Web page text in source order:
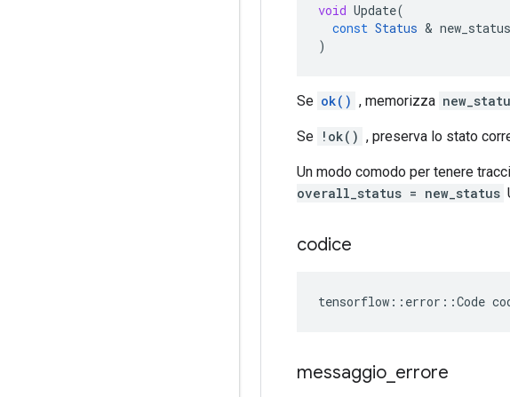
void Update(
const Status & new_status
)
Se ok() , memorizza
Se !ok() , preserva lo stato
Un modo comodo per tenere
overall_status = new_status
codice
tensorflow :: error ::Code
messaggio errore